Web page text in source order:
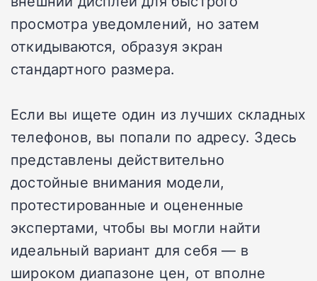
просмотра уведомлений, но затем
откидываются, образуя экран
стандартного размера.
Если вы ищете один из лучших складных
телефонов, вы попали по адресу. Здесь
представлены действительно
достойные внимания модели,
протестированные и оцененные
экспертами, чтобы вы могли найти
идеальный вариант для себя — в
широком диапазоне цен, от вполне